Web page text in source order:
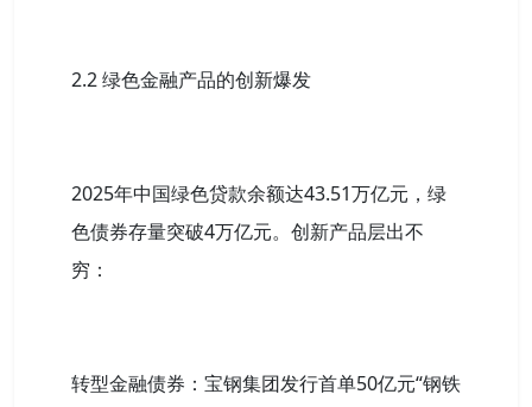
2.2 绿色金融产品的创新爆发
2025年中国绿色贷款余额达43.51万亿元，绿
色债券存量突破4万亿元。创新产品层出不
穷：
转型金融债券：宝钢集团发行首单50亿元“钢铁